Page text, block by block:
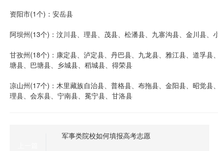
资阳市(1个)：安岳县
阿坝州(13个)：汶川县、理县、茂县、松潘县、九寨沟县、金川县
甘孜州(18个)：康定县、泸定县、丹巴县、九龙县、雅江县、道孚
塘县、巴塘县、乡城县、稻城县、得荣县
凉山州(17个)：木里藏族自治县、普格县、布拖县、金阳县、昭觉
理县、会东县、宁南县、冕宁县、甘洛县
军事类院校如何填报高考志愿